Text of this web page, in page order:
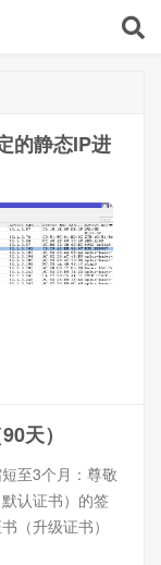
的静态IP进
和DNS, 但是
直接
--> DHCP
天）
至3个月：尊敬
认证书）的签
（升级证书）